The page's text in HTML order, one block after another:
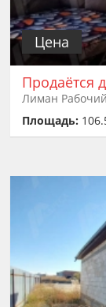
Цена
Продаётся
Лиман
Площадь: